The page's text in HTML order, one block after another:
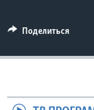
Поделиться